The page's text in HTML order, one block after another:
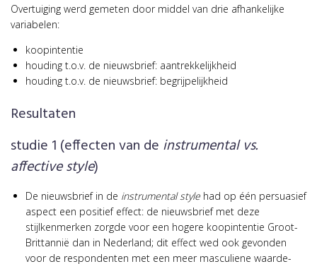
Overtuiging werd gemeten door middel van drie afhankelijke
variabelen:
koopintentie
houding t.o.v. de nieuwsbrief: aantrekkelijkheid
houding t.o.v. de nieuwsbrief: begrijpelijkheid
Resultaten
studie 1 (effecten van de instrumental vs.
affective style)
De nieuwsbrief in de instrumental style had op één persuasief
aspect een positief effect: de nieuwsbrief met deze
stijlkenmerken zorgde voor een hogere koopintentie Groot-
Brittannië dan in Nederland; dit effect wed ook gevonden
voor de respondenten met een meer masculiene waarde-